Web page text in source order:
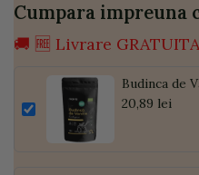
Cumpara impreuna
🚚 🆓 Livrare
Budinca de
Ecologica/
20,89 lei